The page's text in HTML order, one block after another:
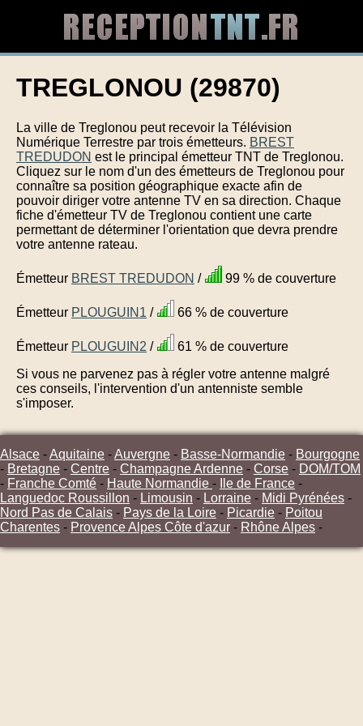
TREGLONOU (29870)
La ville de Treglonou peut recevoir la Télévision
Numérique Terrestre par trois émetteurs. BREST
TREDUDON est le principal émetteur TNT de Treglonou.
Cliquez sur le nom d'un des émetteurs de Treglonou pour
connaître sa position géographique exacte afin de
pouvoir diriger votre antenne TV en sa direction. Chaque
fiche d'émetteur TV de Treglonou contient une carte
permettant de déterminer l'orientation que devra prendre
votre antenne rateau.
Émetteur BREST TREDUDON / 99 % de couverture
Émetteur PLOUGUIN1 / 66 % de couverture
Émetteur PLOUGUIN2 /
61 % de couverture
Si vous ne parvenez pas à régler votre antenne malgré
ces conseils, l'intervention d'un antenniste semble
s'imposer.
Alsace -Aquitaine -Auvergne - Basse-Normandie - Bourgogne
- Bretagne - Centre - Champagne Ardenne - Corse - DOM/TOM
- Franche Comté - Haute Normandie - Ile de France -
Languedoc Roussillon - Limousin - Lorraine - Midi Pyrénées -
Nord Pas de Calais - Pays de la Loire - Picardie - Poitou
Charentes - Provence Alpes Côte d'azur - Rhône Alpes -